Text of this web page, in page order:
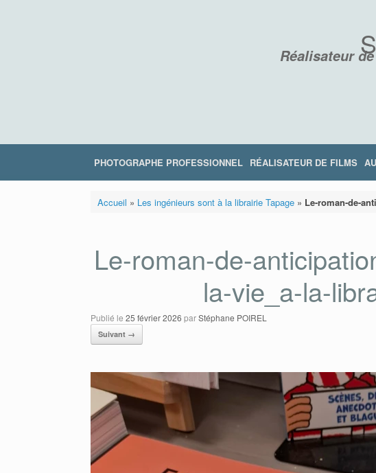
Réalisateur
PHOTOGRAPHE PROFESSIONNEL RÉALISATEUR DE FILMS
Accueil » Les ingénieurs sont à la librairie Tapage» Le-roman-de-
Le-roman-de-
la-vie_a-la-
Publié le 25 février 2026 parStéphane POIREL
Suivant →